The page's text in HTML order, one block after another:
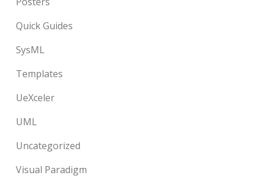
Quick Guides
SysML
Templates
UeXceler
UML
Uncategorized
Visual Paradigm